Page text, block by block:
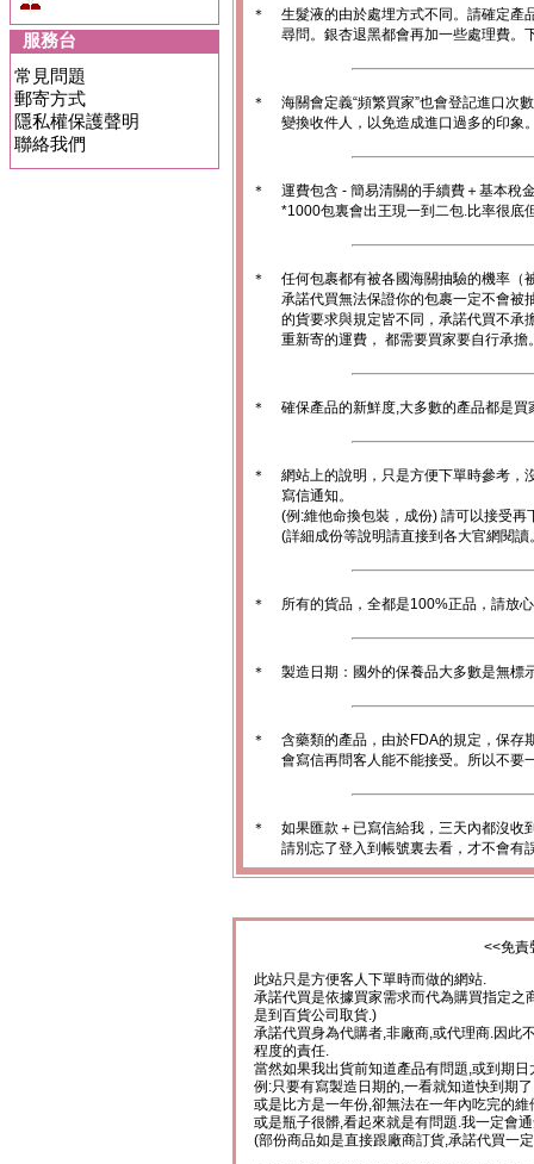
服務台
常見問題
郵寄方式
隱私權保護聲明
聯絡我們
＊
生髮液的由於處埋方式不同。請確定產
尋問。銀杏退黑都會再加一些處理費。
＊
海關會定義“頻繁買家”也會登記進口次
變換收件人，以免造成進口過多的印象
＊
運費包含 - 簡易清關的手續費＋基本稅
*1000包裏會出王現一到二包.比率很底
＊
任何包裹都有被各國海關抽驗的機率（
承諾代買無法保證你的包裹一定不會被
的貨要求與規定皆不同，承諾代買不承
重新寄的運費， 都需要買家要自行承擔
＊ 確保產品的新鮮度,大多數的產品都是
＊
網站上的說明，只是方便下單時參考，
寫信通知。
(例:維他命換包裝，成份) 請可以接受再
(詳細成份等說明請直接到各大官網閱讀
＊ 所有的貨品，全都是100%正品，請放
＊ 製造日期：國外的保養品大多數是無標
＊
含藥類的產品，由於FDA的規定，保存
會寫信再問客人能不能接受。所以不要
＊
如果匯款＋已寫信給我，三天內都沒收
請別忘了登入到帳號裏去看，才不會有
<<免責
此站只是方便客人下單時而做的網站.
承諾代買是依據買家需求而代為購買指定之
是到百貨公司取貨.)
承諾代買身為代購者,非廠商,或代理商.因此
程度的責任.
當然如果我出貨前知道產品有問題,或到期
例:只要有寫製造日期的,一看就知道快到期
或是比方是一年份,卻無法在一年內吃完的維
或是瓶子很髒,看起來就是有問題.我一定會
(部份商品如是直接跟廠商訂貨,承諾代買一